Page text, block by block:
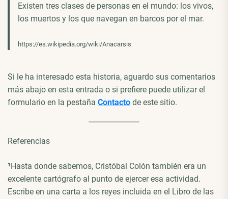
Existen tres clases de personas en el mundo: los vivos,
los muertos y los que navegan en barcos por el mar.
https://es.wikipedia.org/wiki/Anacarsis
Si le ha interesado esta historia, aguardo sus comentarios
más abajo en esta entrada o si prefiere puede utilizar el
formulario en la pestaña Contacto de este sitio.
Referencias
¹Hasta donde sabemos, Cristóbal Colón también era un
excelente cartógrafo al punto de ejercer esa actividad.
Escribe en una carta a los reyes incluida en el Libro de las